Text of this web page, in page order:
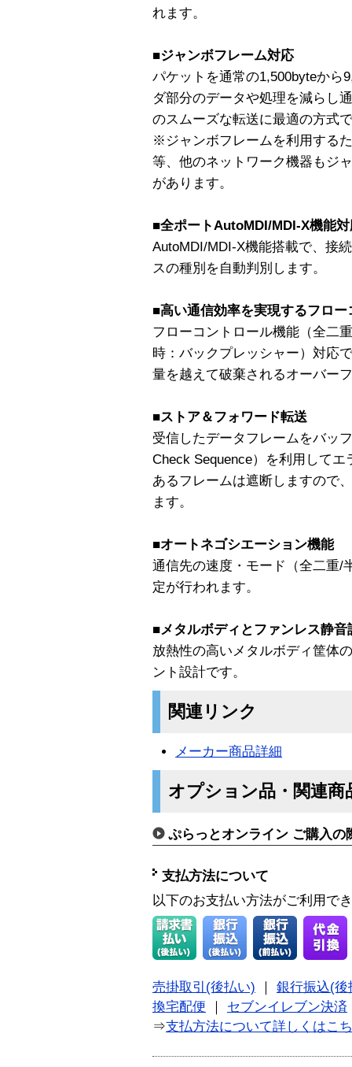
れます。
■ジャンボフレーム対応
パケットを通常の1,500byteから
ダ部分のデータや処理を減らし
のスムーズな転送に最適の方式
※ジャンボフレームを利用する
等、他のネットワーク機器もジ
があります。
■全ポートAutoMDI/MDI-X機能
AutoMDI/MDI-X機能搭載で、接
スの種別を自動判別します。
■高い通信効率を実現するフロ
フローコントロール機能（全二
時：バックプレッシャー）対応
量を越えて破棄されるオーバー
■ストア＆フォワード転送
受信したデータフレームをバッ
Check Sequence）を利用して
あるフレームは遮断しますので
ます。
■オートネゴシエーション機能
通信先の速度・モード（全二重/
定が行われます。
■メタルボディとファンレス静音
放熱性の高いメタルボディ筐体
ント設計です。
関連リンク
メーカー商品詳細
オプション品・関連商
ぷらっとオンライン ご購入の
支払方法について
以下のお支払い方法がご利用で
売掛取引(後払い)
銀行振込(後
換宅配便
セブンイレブン決済
⇒支払方法について詳しくはこ